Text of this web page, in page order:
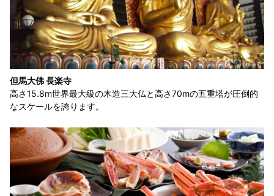
但馬大佛 長楽寺
高さ15.8m世界最大級の木造三大仏と高さ70mの五重塔が圧倒的
なスケールを誇ります。